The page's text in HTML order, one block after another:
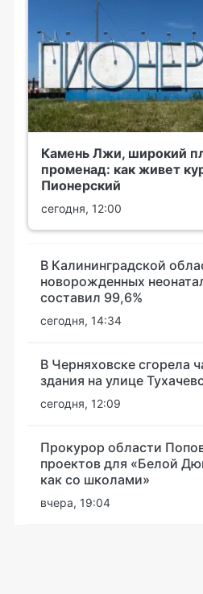
Камень Лжи, широкий
променад: как живет
Пионерский
сегодня, 12:00
В Калининградской
новорожденных
составил 99,6%
сегодня, 14:34
В Черняховске сгорела
здания на улице
сегодня, 12:09
Прокурор области
проектов для «Белой
как со школами»
вчера, 19:04